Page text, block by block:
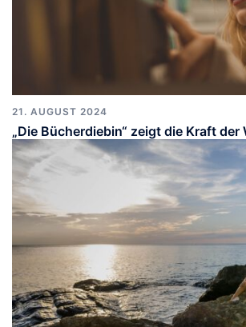
21. AUGUST 2024
„Die Bücherdiebin“ zeigt die Kraft der